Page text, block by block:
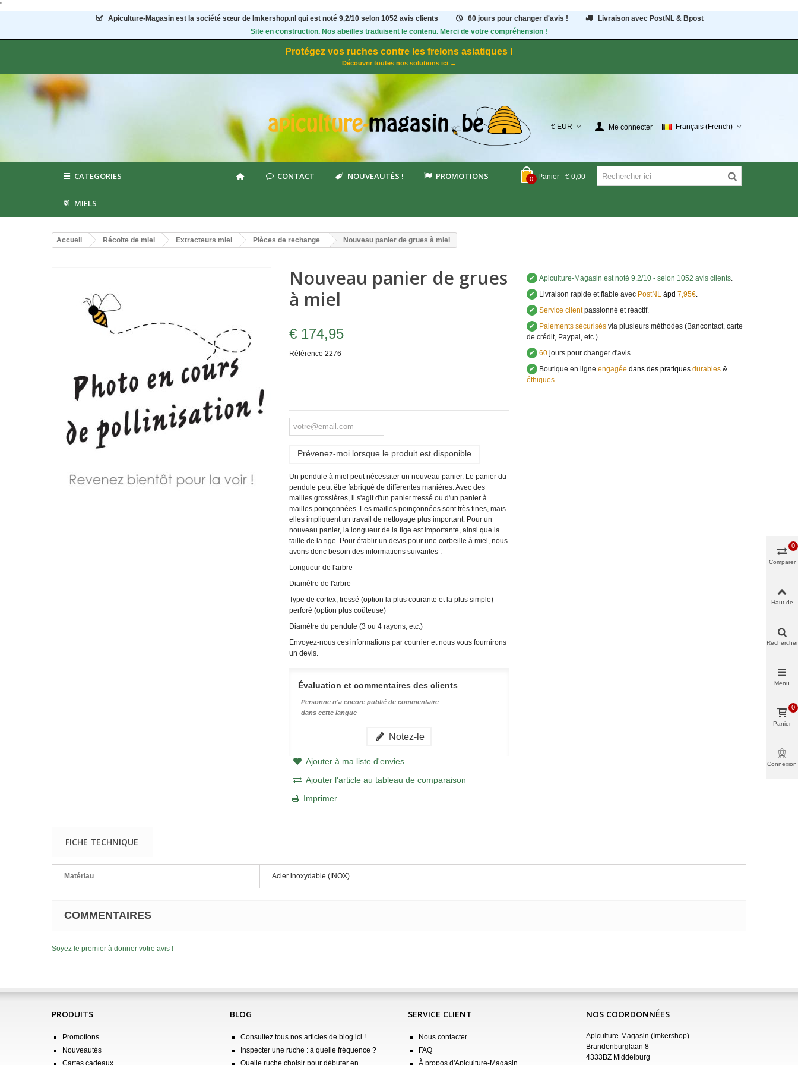
"
Apiculture-Magasin est la société sœur de Imkershop.nl qui est noté 9,2/10 selon 1052avis clients 60 jours pour changer d'avis !
Livraison avec PostNL & Bpost
Site en construction. Nos abeilles traduisent le contenu. Merci de votre compréhension !
Protégez vos ruches contre les frelons asiatiques !
Découvrir toutes nos solutions ici →
€ EUR Me connecter Français (French)
0 Panier - € 0,00
CATEGORIES CONTACT NOUVEAUTÉS ! PROMOTIONS
MIELS
Accueil Récolte de miel Extracteurs miel Pièces de rechange Nouveau panier de grues à miel
Nouveau panier de grues
à miel
€ 174,95
Référence 2276
Prévenez-moi lorsque le produit est disponible
Un pendule à miel peut nécessiter un nouveau panier. Le panier du
pendule peut être fabriqué de différentes manières. Avec des
mailles grossières, il s'agit d'un panier tressé ou d'un panier à
mailles poinçonnées. Les mailles poinçonnées sont très fines, mais
elles impliquent un travail de nettoyage plus important. Pour un
nouveau panier, la longueur de la tige est importante, ainsi que la
taille de la tige. Pour établir un devis pour une corbeille à miel, nous
avons donc besoin des informations suivantes :
Longueur de l'arbre
Diamètre de l'arbre
Type de cortex, tressé (option la plus courante et la plus simple)
perforé (option plus coûteuse)
Diamètre du pendule (3 ou 4 rayons, etc.)
Envoyez-nous ces informations par courrier et nous vous fournirons
un devis.
Évaluation et commentaires des clients
Personne n'a encore publié de commentaire
dans cette langue
Notez-le
Ajouter à ma liste d'envies
Ajouter l'article au tableau de comparaison
Imprimer
✔ Apiculture-Magasin est noté 9.2/10 - selon 1052 avis clients.
✔ Livraison rapide et fiable avecPostNL àpd 7,95€.
✔ Service clientpassionné et réactif.
✔ Paiements sécurisésvia plusieurs méthodes (Bancontact, carte
de crédit, Paypal, etc.).
✔ 60jours pour changer d'avis.
✔ Boutique en ligne engagée dans des pratiques durables&
éthiques.
FICHE TECHNIQUE
Matériau Acier inoxydable (INOX)
COMMENTAIRES
Soyez le premier à donner votre avis !
PRODUITS
Promotions
Nouveautés
Cartes cadeaux
BLOG
Consultez tous nos articles de blog ici !
Inspecter une ruche : à quelle fréquence ?
Quelle ruche choisir pour débuter en
SERVICE CLIENT
Nous contacter
FAQ
À propos d'Apiculture-Magasin
NOS COORDONNÉES
Apiculture-Magasin (Imkershop)
Brandenburglaan 8
4333BZ Middelburg
Comparer
0
Haut de
Rechercher
Menu
Panier
0
Connexion